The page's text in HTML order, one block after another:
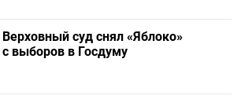
Верховный суд снял «Яблоко»
с выборов в Госдуму